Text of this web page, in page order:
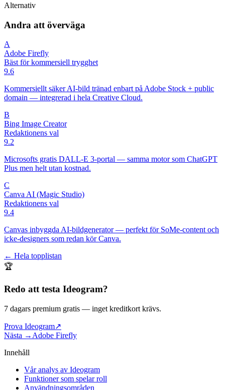
Alternativ
Andra att överväga
A
Adobe Firefly
Bäst för kommersiell trygghet
9.6
Kommersiellt säker AI-bild tränad enbart på Adobe Stock + public
domain — integrerad i hela Creative Cloud.
B
Bing Image Creator
Redaktionens val
9.2
Microsofts gratis DALL-E 3-portal — samma motor som ChatGPT
Plus men helt utan kostnad.
C
Canva AI (Magic Studio)
Redaktionens val
9.4
Canvas inbyggda AI-bildgenerator — perfekt för SoMe-content och
icke-designers som redan kör Canva.
← Hela topplistan
🏆
Redo att testa Ideogram?
7 dagars premium gratis — inget kreditkort krävs.
Prova Ideogram↗
Nästa → Adobe Firefly
Innehåll
Vår analys av Ideogram
Funktioner som spelar roll
Användningsområden